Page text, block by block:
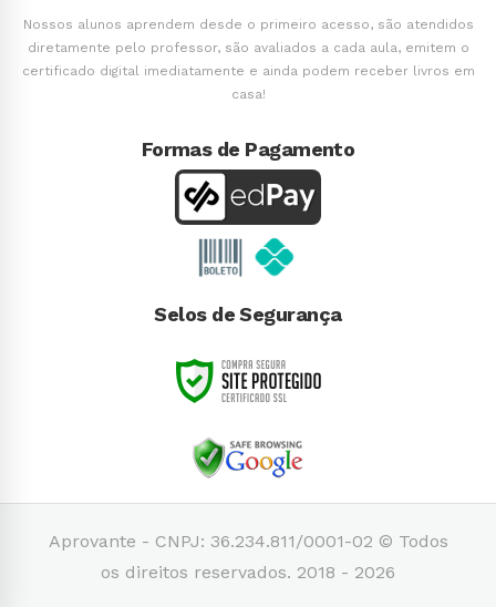
Nossos alunos aprendem desde o primeiro acesso, são atendidos
diretamente pelo professor, são avaliados a cada aula, emitem o
certificado digital imediatamente e ainda podem receber livros em
casa!
Formas de Pagamento
Selos de Segurança
Aprovante - CNPJ: 36.234.811/0001-02 © Todos
os direitos reservados. 2018 - 2026